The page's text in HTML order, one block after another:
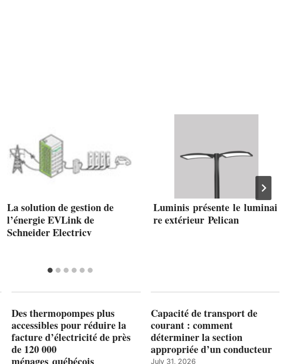
La solution de gestion de
l’énergie EVLink de
Schneider Electricv
Luminis présente le luminai
re extérieur Pelican
Des thermopompes plus
accessibles pour réduire la
facture d’électricité de près
de 120 000
ménages québécois
Capacité de transport de
courant : comment
déterminer la section
appropriée d’un conducteur
July 31, 2026